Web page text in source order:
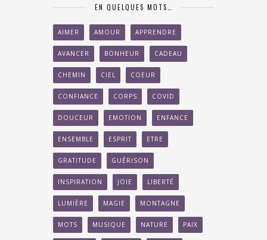
EN QUELQUES MOTS…
AIMER AMOUR APPRENDRE
AVANCER BONHEUR CADEAU
CHEMIN CIEL COEUR
CONFIANCE CORPS COVID
DOUCEUR EMOTION ENFANCE
ENSEMBLE ESPRIT ETRE
GRATITUDE GUÉRISON
INSPIRATION JOIE LIBERTÉ
LUMIÈRE MAGIE MONTAGNE
MOTS MUSIQUE NATURE PAIX